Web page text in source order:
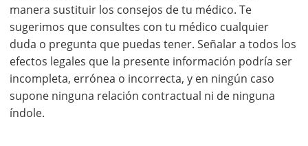
manera sustituir los consejos de tu médico. Te
sugerimos que consultes con tu médico cualquier
duda o pregunta que puedas tener. Señalar a todos los
efectos legales que la presente información podría ser
incompleta, errónea o incorrecta, y en ningún caso
supone ninguna relación contractual ni de ninguna
índole.